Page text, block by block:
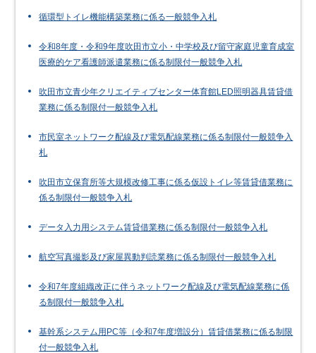
循環型トイレ機能構築業務に係る一般競争入札
令和8年度・令和9年度吹田市立小・中学校及び留守家庭児童育成室
医療的ケア看護師派遣業務に係る制限付一般競争入札
吹田市立青少年クリエイティブセンター体育館LED照明器具賃貸借
業務に係る制限付一般競争入札
市民室ネットワーク配線及び電気配線業務に係る制限付一般競争入
札
吹田市立保育所等大規模改修工事に係る仮設トイレ等賃貸借業務に
係る制限付一般競争入札
データ入力用システム賃貸借業務に係る制限付一般競争入札
航空写真撮影及び家屋異動判読業務に係る制限付一般競争入札
令和7年度組織改正に伴うネットワーク配線及び電気配線業務に係
る制限付一般競争入札
基幹系システム用PC等（令和7年度増設分）賃貸借業務に係る制限
付一般競争入札